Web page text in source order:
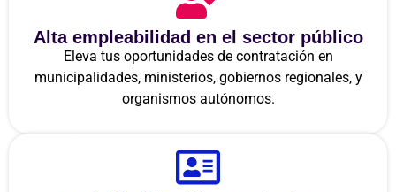
Alta empleabilidad en el sector público
Eleva tus oportunidades de contratación en
municipalidades, ministerios, gobiernos regionales, y
organismos autónomos.